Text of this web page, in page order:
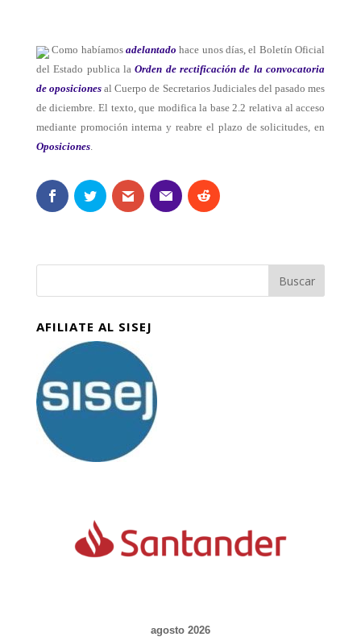
Como habíamos adelantado hace unos días, el Boletín Oficial
del Estado publica laOrden de rectificación de la convocatoria
de oposicionesal Cuerpo de Secretarios Judiciales del pasado mes
de diciembre. El texto, que modifica la base 2.2 relativa al acceso
mediante promoción interna y reabre el plazo de solicitudes, en
Oposiciones.
AFILIATE AL SISEJ
agosto 2026